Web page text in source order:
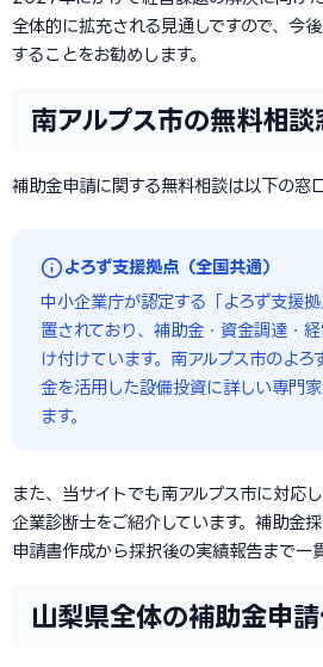
全体的に拡充される見通しですので、今
することをお勧めします。
南アルプス市の無料相談
補助金申請に関する無料相談は以下の窓
よろず支援拠点（全国共通）
中小企業庁が認定する「よろず支援
置されており、補助金・資金調達・
け付けています。南アルプス市のよ
金を活用した設備投資に詳しい専門
ます。
また、当サイトでも南アルプス市に対応
企業診断士をご紹介しています。補助金
申請書作成から採択後の実績報告まで一
山梨県全体の補助金申